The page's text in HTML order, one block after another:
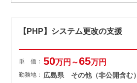
【PHP】システム更改の支援
単 価： 50万円～65万円
勤務地： 広島県 その他（非公開含む）